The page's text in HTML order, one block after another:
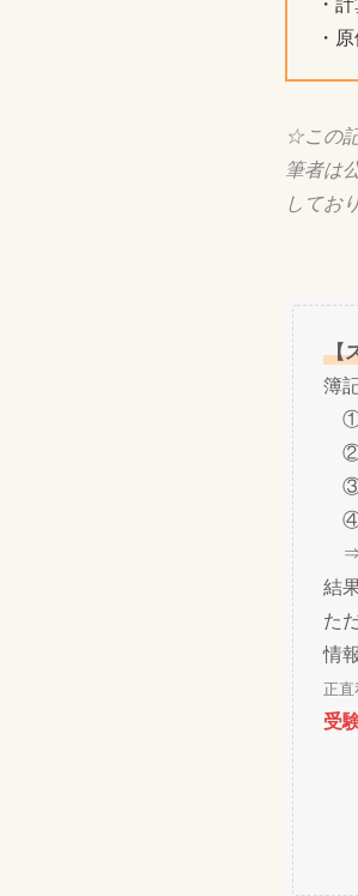
・
☆この
筆者は
してお
【
簿
①
②
③
④
⇒
結
た
情
正
受